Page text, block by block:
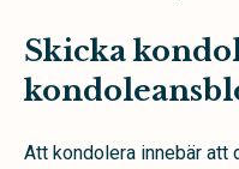
Skicka
Att kondolera innebär